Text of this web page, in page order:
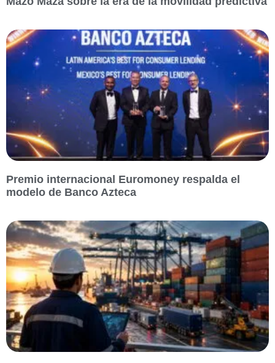
Premio internacional Euromoney respalda el
modelo de Banco Azteca